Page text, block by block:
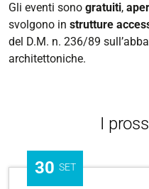
Gli eventi sono gratuiti, a
svolgono in strutture
del D.M. n. 236/89
architettoniche.
I
30 SET